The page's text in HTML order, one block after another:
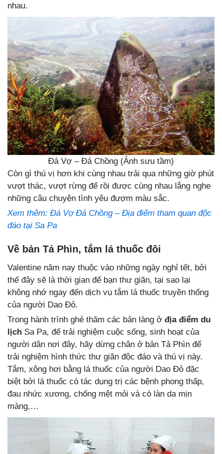
nhau.
Đá Vợ – Đá Chồng (Ảnh sưu tầm)
Còn gì thú vị hơn khi cùng nhau trải qua những giờ phút
vượt thác, vượt rừng để rồi được cùng nhau lắng nghe
những câu chuyện tình yêu đượm màu sắc.
Xem thêm: Đá Vợ Đá Chồng – Địa điểm tham quan độc
đáo tại Sa Pa
Về bản Tả Phìn, tắm lá thuốc đôi
Valentine năm nay thuộc vào những ngày nghỉ tết, bởi
thế đây sẽ là thời gian để bạn thư giãn, tại sao lại
không nhớ ngay đến dịch vụ tắm lá thuốc truyền thống
của người Dao Đỏ.
Trong hành trình ghé thăm các bản làng ở địa điểm du
lịch Sa Pa, để trải nghiệm cuộc sống, sinh hoạt của
người dân nơi đây, hãy dừng chân ở bản Tả Phìn để
trải nghiệm hình thức thư giãn độc đáo và thú vị này.
Tắm, xông hơi bằng lá thuốc của người Dao Đỏ đặc
biệt bởi lá thuốc có tác dụng trị các bệnh phong thấp,
đau nhức xương, chống mệt mỏi và có làn da mịn
màng,…